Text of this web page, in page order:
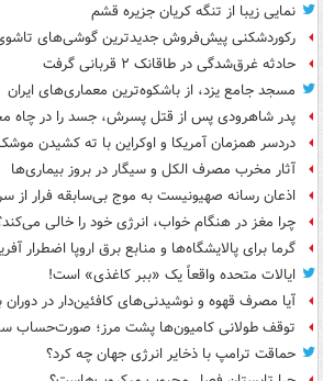
نمایی زیبا از تنگه کریان جزیره قشم
رکوردشکنی پیش‌فروش جدیدترین گوشی‌های
حادثه غرق‌شدگی در طاقانک ۲ قربانی گرفت
مسجد جامع یزد، از باشکوه‌ترین معماری‌های ایران
پدر شاهرودی پس از قتل پسرش، جسد را در چاه
دردسر همزمان آمریکا و اوکراین با ته کشیدن
آثار مخرب مصرف الکل و سیگار در بروز بیماری‌ها
اذعان رسانه صهیونیست به موج بی‌سابقه فرار از
چرا مغز در هنگام خواب، انرژی خود را خالی
گرما برای پالایشگاه‌ها و منابع برق اروپا اضطرار
ایالات متحده واقعاً یک «ببر کاغذی» است!
آیا مصرف قهوه و نوشیدنی‌های کافئین‌دار در دوران
توقف طولانی کامیون‌ها پشت مرز؛ صورت‌حساب
حماقت ترامپ با ذخایر انرژی جهان چه کرد؟